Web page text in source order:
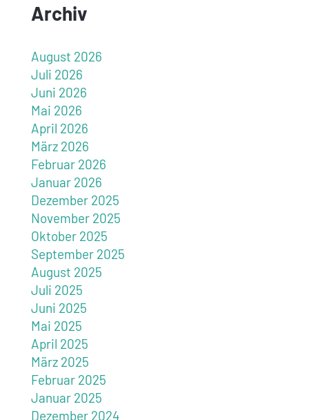
Archiv
August 2026
Juli 2026
Juni 2026
Mai 2026
April 2026
März 2026
Februar 2026
Januar 2026
Dezember 2025
November 2025
Oktober 2025
September 2025
August 2025
Juli 2025
Juni 2025
Mai 2025
April 2025
März 2025
Februar 2025
Januar 2025
Dezember 2024